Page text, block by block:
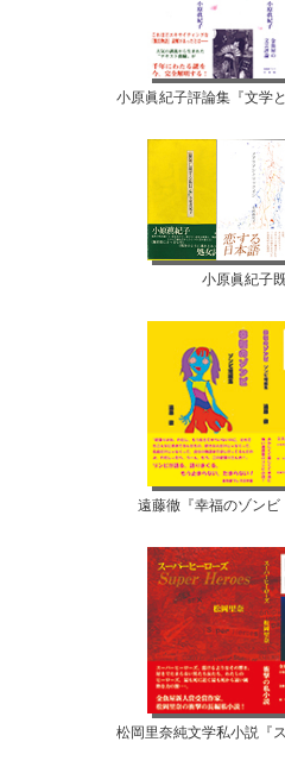
小原眞紀子評論集『文学
小原眞紀子
遠藤徹『幸福のゾン
松岡里奈純文学私小説『